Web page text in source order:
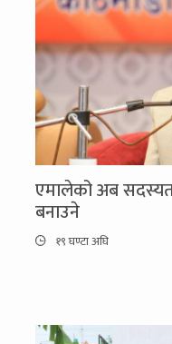
एमालेको अब
बनाउने
१९ घण्टा अघि